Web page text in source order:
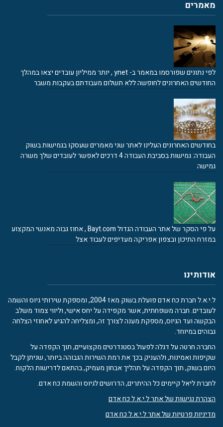
מאמרים
לפי נתונים שפורסמו במאמר ב- ynet , יותר ממיליון עובדים יצאו במהלך
החודשים האחרונים לחופשה ללא תשלום מעבודתם בעקבות משבר
בחודשים האחרונים העלינו לאתר שני מאמרים שעסקו בגמישות בשוק
העבודה: גמישות בסביבת העבודה 4 דרכים לאפשר לעובדים שלך משרה
גמישה
על פי הסקר של אתר העבודה הגדול Bayt.com , אחוז גבוה מאנשי המקצוע
במזרח התיכון ובצפון אפריקה מעדיפים לעבוד אצל
אודותינו
ל.י.א.ל חברת כח אדם פועלת בשוק מאז 2004, ומספקת שירותי גיוס והשמה
לעובדים. חברה משפחתית, אשר מקפידה על יחס אישי, וליווי צמוד משלב
הבקשה ועד הגיוס, מספקת מענה לצורך זה, ומצליחה להגיע לאחוזי הצלחה
גבוהים במיוחד.
החברה חרטה על דגלה לפעול בסטנדרטים מקצועיים, תוך הקפדה על
שקיפות ואמינות, ולהעניק בכך את רמת השירות הגבוהה ביותר, שניתן לקבל
היום בשוק, תוך הקפדה על תהליך אבחון מעמיק, בהתאם לדרישות הלקוח.
לחברת ליאל קיימים כל ההיתרים, הדרושים לגיוס והשמת כח אדם.
הצהרת נגישות של אתר ל.י.א.ל כח אדם
מדיניות פרטיות של אתר ל.י.א.ל כח אדם